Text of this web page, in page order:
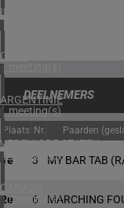
IERLAND
2 meeting(s)
CHILI
1 meeting(s)
ARGENTINIË
1 meeting(s)
VERENIGDE STATEN
4 meeting(s)
CANADA
1 meeting(s)
DEELNEMERS
Plaats Nr. Paarden
1e 3 MY BAR TAB
2e 6 MARCHING